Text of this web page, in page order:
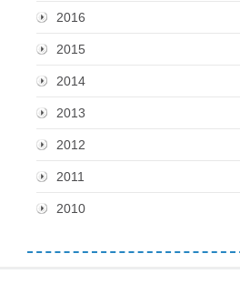
2016
2015
2014
2013
2012
2011
2010